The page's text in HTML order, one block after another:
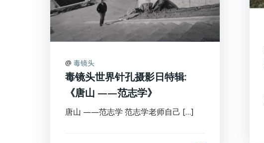
@ 毒镜头
毒镜头世界针孔摄影日特辑:
《唐山 ——范志学》
唐山 ——范志学 范志学老师自己 […]